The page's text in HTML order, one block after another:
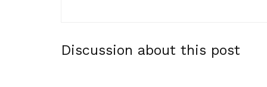
Discussion about this post